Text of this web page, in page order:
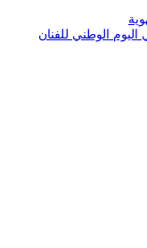
الوطني للفنان